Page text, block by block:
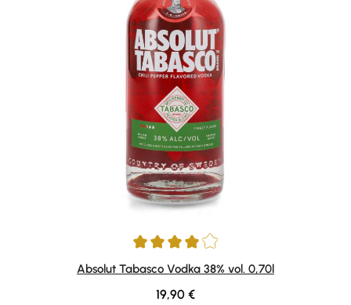
Durchschnittliche Bewertung von 4 von 5 Sternen
Absolut Tabasco Vodka 38% vol. 0,70l
Regulärer Preis:
19,90 €